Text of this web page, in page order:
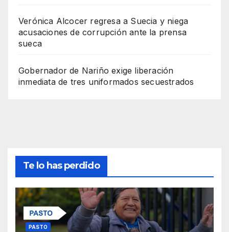
Verónica Alcocer regresa a Suecia y niega
acusaciones de corrupción ante la prensa
sueca
Gobernador de Nariño exige liberación
inmediata de tres uniformados secuestrados
Te lo has perdido
PASTO